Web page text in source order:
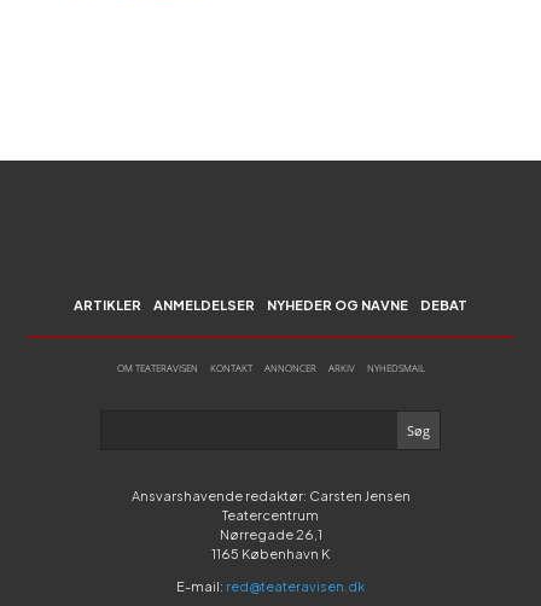
ARTIKLER ANMELDELSER NYHEDER OG NAVNE DEBAT
OM TEATERAVISEN KONTAKT ANNONCER ARKIV NYHEDSMAIL
Ansvarshavende redaktør: Carsten Jensen
Teatercentrum
Nørregade 26,1
1165 København K
E-mail: red@teateravisen.dk